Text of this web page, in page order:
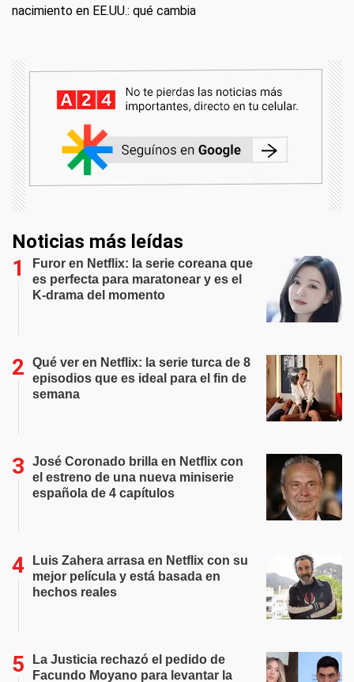
nacimiento en EE.UU.: qué cambia
Noticias más leídas
Furor en Netflix: la serie coreana que
es perfecta para maratonear y es el
K-drama del momento
Qué ver en Netflix: la serie turca de 8
episodios que es ideal para el fin de
semana
José Coronado brilla en Netflix con
el estreno de una nueva miniserie
española de 4 capítulos
Luis Zahera arrasa en Netflix con su
mejor película y está basada en
hechos reales
La Justicia rechazó el pedido de
Facundo Moyano para levantar la